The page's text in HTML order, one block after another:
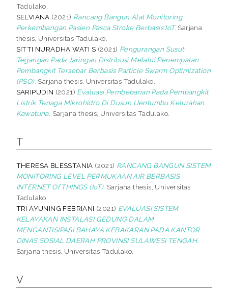
Tadulako.
SELVIANA (2021) Rancang Bangun Alat Monitoring
Perkembangan Pasien Pasca Stroke Berbasis IoT. Sarjana
thesis, Universitas Tadulako.
SITTI NURADHA WATI S (2021) Pengurangan Susut
Tegangan Pada Jaringan Distribusi Melalui Penempatan
Pembangkit Tersebar Berbasis Particle Swarm Optimization
(PSO). Sarjana thesis, Universitas Tadulako.
SARIPUDIN (2021) Evaluasi Pembebanan Pada Pembangkit
Listrik Tenaga Mikrohidro Di Dusun Uentumbu Kelurahan
Kawatuna. Sarjana thesis, Universitas Tadulako.
T
THERESA BLESSTANIA (2021) RANCANG BANGUN SISTEM
MONITORING LEVEL PERMUKAAN AIR BERBASIS
INTERNET Of THINGS (IoT). Sarjana thesis, Universitas
Tadulako.
TRI AYUNING FEBRIANI (2021) EVALUASI SISTEM
KELAYAKAN INSTALASI GEDUNG DALAM
MENGANTISIPASI BAHAYA KEBAKARAN PADA KANTOR
DINAS SOSIAL DAERAH PROVINSI SULAWESI TENGAH.
Sarjana thesis, Universitas Tadulako.
V